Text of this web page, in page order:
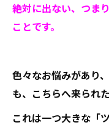
絶対に出ない、つま
ことです。
色々なお悩みがあり
も、こちらへ来られ
これは一つ大きな「